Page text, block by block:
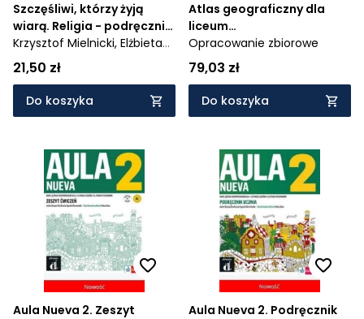
Szczęśliwi, którzy żyją
wiarą. Religia - podręcznik
dla 2. klasy liceum i
technikum - AZ-32-01/18-
KI-23/21
Krzysztof Mielnicki, Elżbieta
Kondrak
21,50 zł
Do koszyka
Atlas geograficzny dla
liceum
ogólnokształcącego i
technikum
Opracowanie zbiorowe
79,03 zł
Do koszyka
Aula Nueva 2. Zeszyt
Aula Nueva 2. Podręcznik